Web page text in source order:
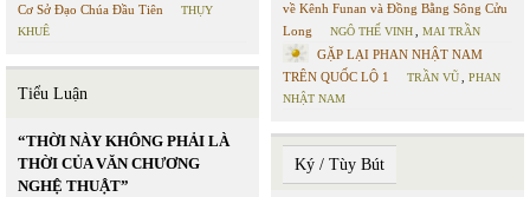
Cơ Sở Đạo Chúa Đầu Tiên
THỤY
KHUÊ
Tiểu Luận
“THỜI NÀY KHÔNG PHẢI LÀ
THỜI CỦA VĂN CHƯƠNG
NGHỆ THUẬT”
về Kênh Funan và Đồng Bằng Sông Cửu
Long
NGÔ THẾ VINH MAI TRẦN
GẶP LẠI PHAN NHẬT NAM
TRÊN QUỐC LỘ 1
TRẦN VŨ
PHAN
NHẬT NAM
Ký / Tùy Bút